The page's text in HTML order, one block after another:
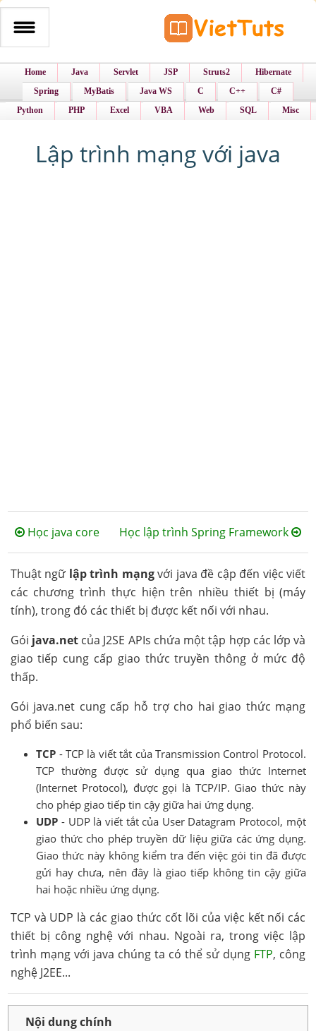
Home Java Servlet JSP Struts2
Hibernate
Spring
MyBatis Java WS C C++
C#
Python
PHP Excel VBA Web SQL Misc
Lập trình mạng với java
Học java core Học lập trình Spring Framework
Thuật ngữ lập trình mạngvới java đề cập đến việc viết
các chương trình thực hiện trên nhiều thiết bị (máy
tính), trong đó các thiết bị được kết nối với nhau.
Gói java.netcủa J2SE APIs chứa một tập hợp các lớp và
giao tiếp cung cấp giao thức truyền thông ở mức độ
thấp.
Gói java.net cung cấp hỗ trợ cho hai giao thức mạng
phổ biến sau:
TCP - TCP là viết tắt của Transmission Control Protocol.
TCP thường được sử dụng qua giao thức Internet
(Internet Protocol), được gọi là TCP/IP. Giao thức này
cho phép giao tiếp tin cậy giữa hai ứng dụng.
UDP - UDP là viết tắt của User Datagram Protocol, một
giao thức cho phép truyền dữ liệu giữa các ứng dụng.
Giao thức này không kiểm tra đến việc gói tin đã được
gửi hay chưa, nên đây là giao tiếp không tin cậy giữa
hai hoặc nhiều ứng dụng.
TCP và UDP là các giao thức cốt lõi của việc kết nối các
thiết bị công nghệ với nhau. Ngoài ra, trong việc lập
trình mạng với java chúng ta có thể sử dụng FTP, công
nghệ J2EE...
Nội dung chính